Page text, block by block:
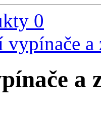
0
vypínače a
a